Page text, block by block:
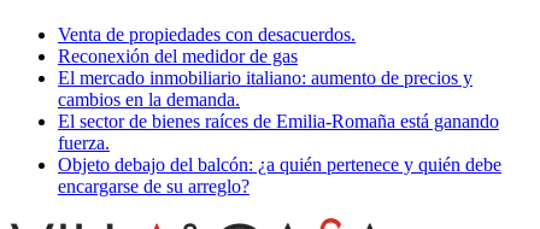
Venta de propiedades con desacuerdos.
Reconexión del medidor de gas
El mercado inmobiliario italiano: aumento de precios y
cambios en la demanda.
El sector de bienes raíces de Emilia-Romaña está ganando
fuerza.
Objeto debajo del balcón: ¿a quién pertenece y quién debe
encargarse de su arreglo?